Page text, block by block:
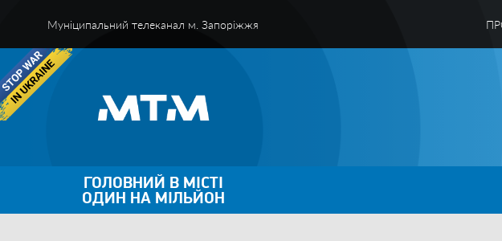
Муніципальний телеканал м. Запоріжжя
ГОЛОВНИЙ В МІСТІ
ОДИН НА МІЛЬЙОН